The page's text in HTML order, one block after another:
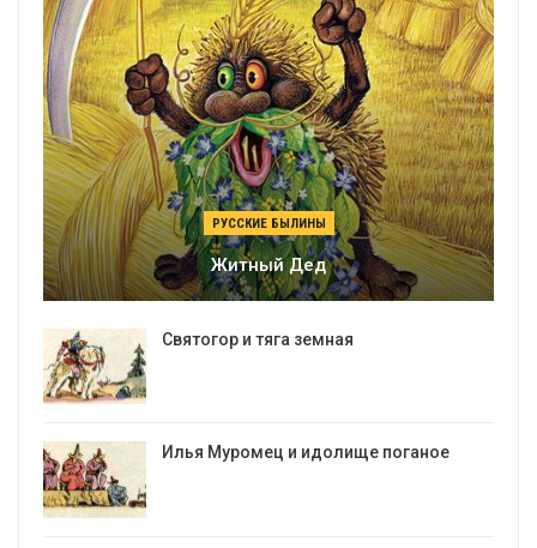
РУССКИЕ БЫЛИНЫ
Житный Дед
Святогор и тяга земная
Илья Муромец и идолище поганое